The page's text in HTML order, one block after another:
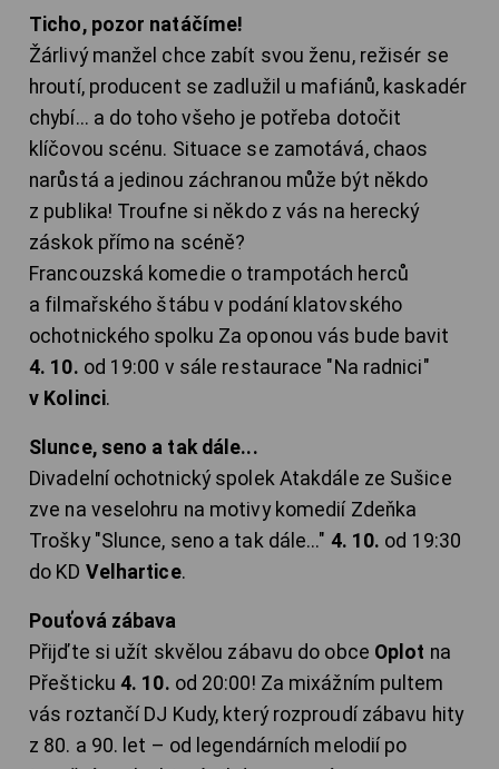
Ticho, pozor natáčíme!
Žárlivý manžel chce zabít svou ženu, režisér se
hroutí, producent se zadlužil u mafiánů, kaskadér
chybí... a do toho všeho je potřeba dotočit
klíčovou scénu. Situace se zamotává, chaos
narůstá a jedinou záchranou může být někdo
z publika! Troufne si někdo z vás na herecký
záskok přímo na scéně?
Francouzská komedie o trampotách herců
a filmařského štábu v podání klatovského
ochotnického spolku Za oponou vás bude bavit
4. 10. od 19:00 v sále restaurace "Na radnici"
v Kolinci.
Slunce, seno a tak dále...
Divadelní ochotnický spolek Atakdále ze Sušice
zve na veselohru na motivy komedií Zdeňka
Trošky "Slunce, seno a tak dále..." 4. 10. od 19:30
do KD Velhartice.
Pouťová zábava
Přijďte si užít skvělou zábavu do obce Oplot na
Přešticku 4. 10. od 20:00! Za mixážním pultem
vás roztančí DJ Kudy, který rozproudí zábavu hity
z 80. a 90. let – od legendárních melodií po